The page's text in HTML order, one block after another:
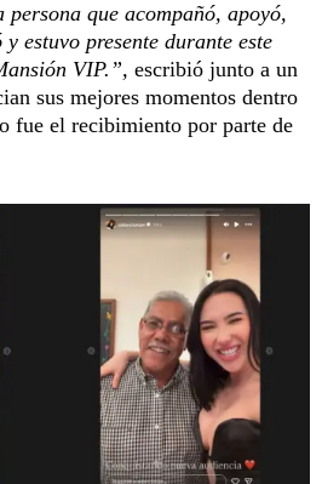
que acompañó, apoyó,
estuvo presente durante este
VIP.”, escribió junto a un
sus mejores momentos dentro
fue el recibimiento por parte de